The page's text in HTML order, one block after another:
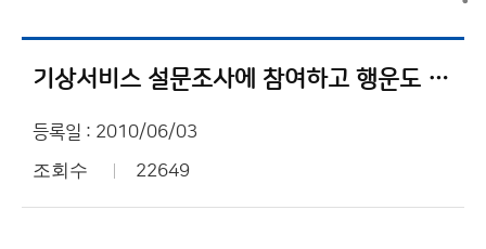
기상서비스 설문조사에 참여하고 행운도 잡으세요!!!
등록일 : 2010/06/03
조회수 22649